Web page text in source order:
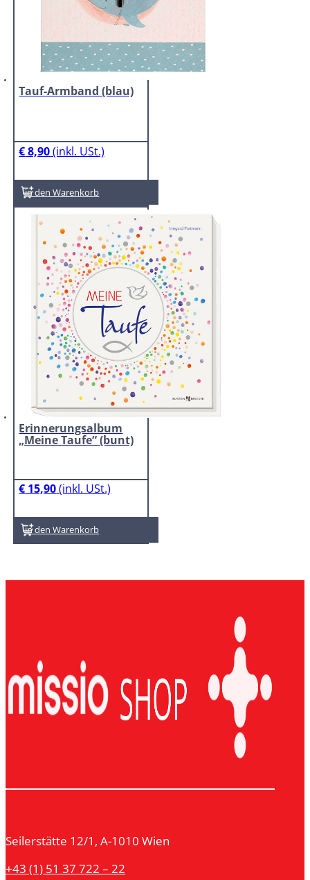
Tauf-Armband (blau)
€8,90
In den Warenkorb
Erinnerungsalbum
„Meine Taufe“ (bunt)
€ 15,90
In den Warenkorb
Seilerstätte 12/1, A-1010 Wien
+43 (1) 51 37 722 – 22